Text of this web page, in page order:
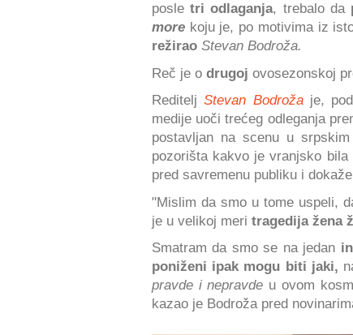
posle tri odlaganja, trebalo da
more koju je, po motivima iz
režirao Stevan Bodroža.
Reč je o drugoj ovosezonskoj
RediteljStevan Bodrožaje,
medije uoči trećeg odleganja
postavljan na scenu u
pozorišta kakvo je vranjsko bila
pred savremenu publiku i
"Mislim da smo u tome uspeli,
je u velikoj meri tragedija žena
Smatram da smo se na jedan
poniženi ipak mogu biti jaki,
pravde i nepravde u ovom
kazao je Bodroža pred